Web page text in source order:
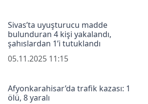
Sivas’ta uyuşturucu madde
bulunduran 4 kişi yakalandı,
şahıslardan 1’i tutuklandı
05.11.2025 11:15
Afyonkarahisar’da trafik kazası: 1
ölü, 8 yaralı